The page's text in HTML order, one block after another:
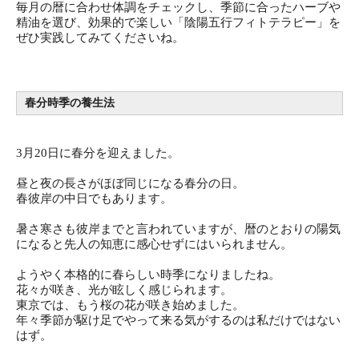
毎月の暦に合わせ体調をチェックし、季節に合ったハーブや
精油を選び、効果的で楽しい「陰陽五行フィトテラピー」を
ぜひ実践してみてくださいね。
春分時季の養生法
3月20日に春分を迎えました。
昼と夜の長さがほぼ同じになる春分の日。
春彼岸の中日でもあります。
暑さ寒さも彼岸までと言われていますが、暦のとおりの陽気
になると先人の知恵に感心せずにはいられません。
ようやく本格的に春らしい時季になりましたね。
花々が咲き、光が眩しく感じられます。
東京では、もう桜の花が咲き始めました。
年々季節が駆け足でやって来る気がするのは私だけではない
はず。